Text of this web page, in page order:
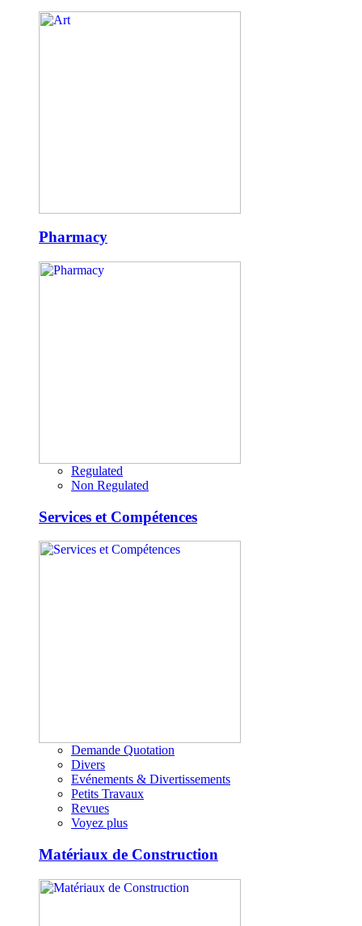
Pharmacy
Regulated
Non Regulated
Services et Compétences
Demande Quotation
Divers
Evénements & Divertissements
Petits Travaux
Revues
Voyez plus
Matériaux de Construction